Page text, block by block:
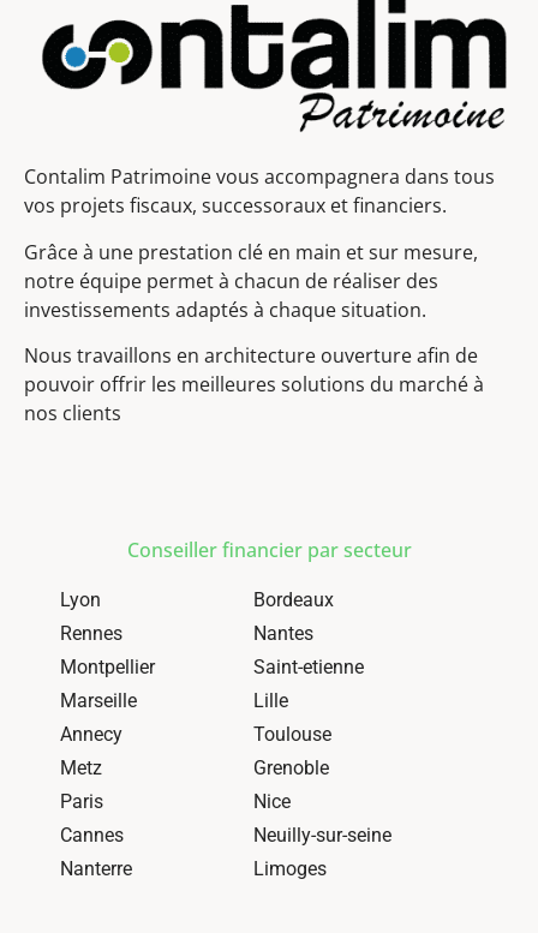
Contalim Patrimoine vous accompagnera dans tous
vos projets fiscaux, successoraux et financiers.
Grâce à une prestation clé en main et sur mesure,
notre équipe permet à chacun de réaliser des
investissements adaptés à chaque situation.
Nous travaillons en architecture ouverture afin de
pouvoir offrir les meilleures solutions du marché à
nos clients
Conseiller financier par secteur
Lyon
Bordeaux
Rennes
Nantes
Montpellier
Saint-etienne
Marseille
Lille
Annecy
Toulouse
Metz
Grenoble
Paris
Nice
Cannes
Neuilly-sur-seine
Nanterre
Limoges